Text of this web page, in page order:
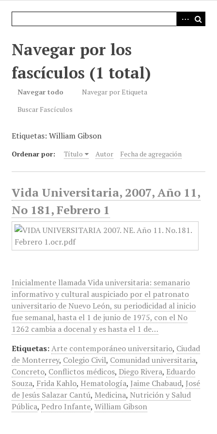
Navegar por los
fascículos (1 total)
Navegar todo
Navegar por Etiqueta
Buscar Fascículos
Etiquetas: William Gibson
Ordenar por: Título Autor Fecha de agregación
Vida Universitaria, 2007, Año 11,
No 181, Febrero 1
Inicialmente llamada Vida universitaria: semanario
informativo y cultural auspiciado por el patronato
universitario de Nuevo León, su periodicidad al inicio
fue semanal, hasta el 1 de junio de 1975, con el No
1262 cambia a docenal y es hasta el 1 de…
Etiquetas: Arte contemporáneo universitario, Ciudad
de Monterrey, Colegio Civil, Comunidad universitaria,
Concreto, Conflictos médicos, Diego Rivera, Eduardo
Souza, Frida Kahlo, Hematología, Jaime Chabaud, José
de Jesús Salazar Cantú, Medicina, Nutrición y Salud
Pública, Pedro Infante, William Gibson